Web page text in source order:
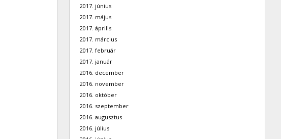
2017. június
2017. május
2017. április
2017. március
2017. február
2017. január
2016. december
2016. november
2016. október
2016. szeptember
2016. augusztus
2016. július